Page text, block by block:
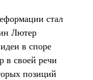
стал
Лютер
в споре
в своей речи
позиций